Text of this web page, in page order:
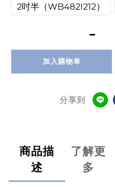
2吋半（WB482I212）
加入購物車
分享到
商品描
述
了解更
多